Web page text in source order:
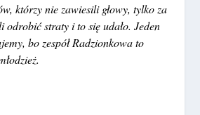
którzy nie zawiesili głowy, tylko za
odrobić straty i to się udało. Jeden
bo zespół Radzionkowa to